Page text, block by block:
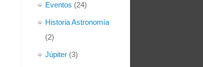
Eventos (24)
Historia Astronomía
(2)
Júpiter (3)